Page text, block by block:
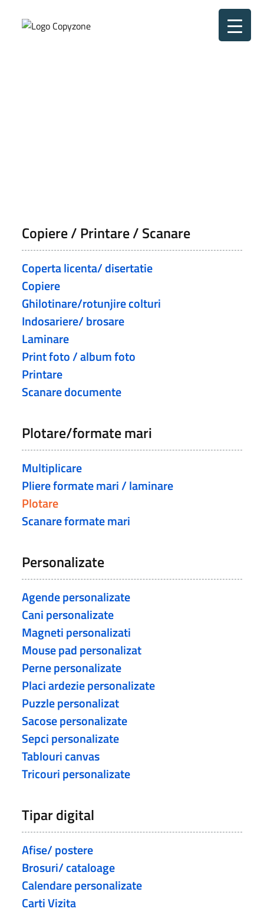
Copiere / Printare / Scanare
Coperta licenta/ disertatie
Copiere
Ghilotinare/rotunjire colturi
Indosariere/ brosare
Laminare
Print foto / album foto
Printare
Scanare documente
Plotare/formate mari
Multiplicare
Pliere formate mari / laminare
Plotare
Scanare formate mari
Personalizate
Agende personalizate
Cani personalizate
Magneti personalizati
Mouse pad personalizat
Perne personalizate
Placi ardezie personalizate
Puzzle personalizat
Sacose personalizate
Sepci personalizate
Tablouri canvas
Tricouri personalizate
Tipar digital
Afise/ postere
Brosuri/ cataloage
Calendare personalizate
Carti Vizita